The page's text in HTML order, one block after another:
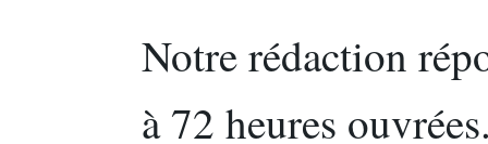
Notre rédaction
à 72 heures